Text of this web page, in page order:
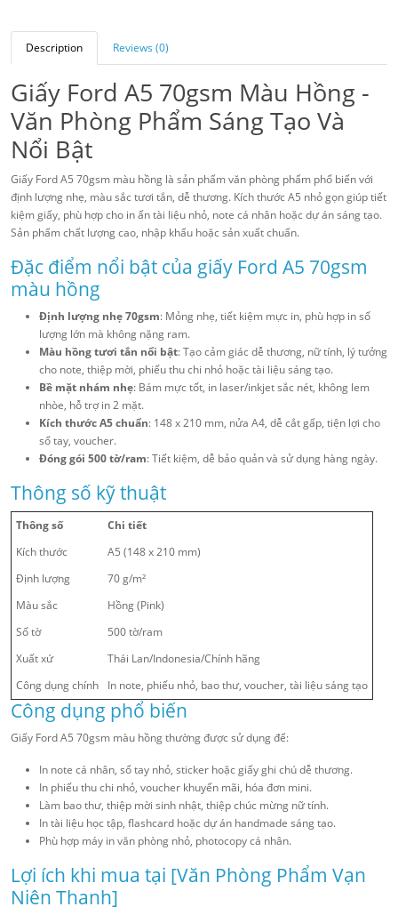
Description Reviews (0)
Giấy Ford A5 70gsm Màu Hồng -
Văn Phòng Phẩm Sáng Tạo Và
Nổi Bật
Giấy Ford A5 70gsm màu hồng là sản phẩm văn phòng phẩm phổ biến với
định lượng nhẹ, màu sắc tươi tắn, dễ thương. Kích thước A5 nhỏ gọn giúp tiết
kiệm giấy, phù hợp cho in ấn tài liệu nhỏ, note cá nhân hoặc dự án sáng tạo.
Sản phẩm chất lượng cao, nhập khẩu hoặc sản xuất chuẩn.
Đặc điểm nổi bật của giấy Ford A5 70gsm
màu hồng
Định lượng nhẹ 70gsm: Mỏng nhẹ, tiết kiệm mực in, phù hợp in số
lượng lớn mà không nặng ram.
Màu hồng tươi tắn nổi bật: Tạo cảm giác dễ thương, nữ tính, lý tưởng
cho note, thiệp mời, phiếu thu chi nhỏ hoặc tài liệu sáng tạo.
Bề mặt nhám nhẹ: Bám mực tốt, in laser/inkjet sắc nét, không lem
nhòe, hỗ trợ in 2 mặt.
Kích thước A5 chuẩn: 148 x 210 mm, nửa A4, dễ cắt gấp, tiện lợi cho
sổ tay, voucher.
Đóng gói 500 tờ/ram: Tiết kiệm, dễ bảo quản và sử dụng hàng ngày.
Thông số kỹ thuật
Thông số
Chi tiết
Kích thước
A5 (148 x 210 mm)
Định lượng
70 g/m²
Màu sắc
Hồng (Pink)
Số tờ
500 tờ/ram
Xuất xứ
Thái Lan/Indonesia/Chính hãng
Công dụng chính
In note, phiếu nhỏ, bao thư, voucher, tài liệu sáng tạo
Công dụng phổ biến
Giấy Ford A5 70gsm màu hồng thường được sử dụng để:
In note cá nhân, sổ tay nhỏ, sticker hoặc giấy ghi chú dễ thương.
In phiếu thu chi nhỏ, voucher khuyến mãi, hóa đơn mini.
Làm bao thư, thiệp mời sinh nhật, thiệp chúc mừng nữ tính.
In tài liệu học tập, flashcard hoặc dự án handmade sáng tạo.
Phù hợp máy in văn phòng nhỏ, photocopy cá nhân.
Lợi ích khi mua tại [Văn Phòng Phẩm Vạn
Niên Thanh]